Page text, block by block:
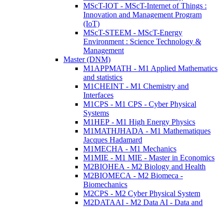
MScT-IOT - MScT-Internet of Things :
Innovation and Management Program
(IoT)
MScT-STEEM - MScT-Energy
Environment : Science Technology &
Management
Master (DNM)
M1APPMATH - M1 Applied Mathematics
and statistics
M1CHEINT - M1 Chemistry and
Interfaces
M1CPS - M1 CPS - Cyber Physical
Systems
M1HEP - M1 High Energy Physics
M1MATHJHADA - M1 Mathematiques
Jacques Hadamard
M1MECHA - M1 Mechanics
M1MIE - M1 MIE - Master in Economics
M2BIOHEA - M2 Biology and Health
M2BIOMECA - M2 Biomeca -
Biomechanics
M2CPS - M2 Cyber Physical System
M2DATAAI - M2 Data AI - Data and